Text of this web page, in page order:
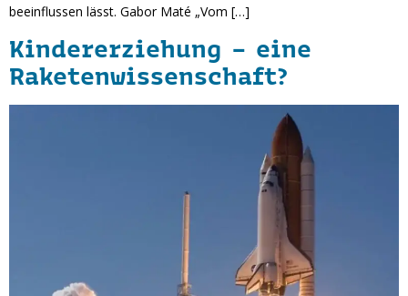
beeinflussen lässt. Gabor Maté „Vom […]
Kindererziehung – eine
Raketenwissenschaft?